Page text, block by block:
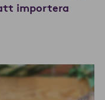
importera